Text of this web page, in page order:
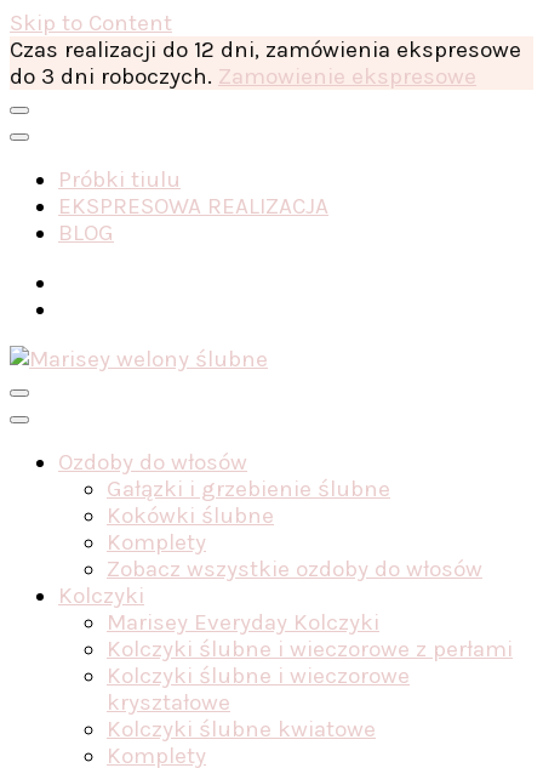
Skip to Content
Czas realizacji do 12 dni, zamówienia ekspresowe
do 3 dni roboczych. Zamowienie ekspresowe
Próbki tiulu
EKSPRESOWA REALIZACJA
BLOG
Ozdoby do włosów
Gałązki i grzebienie ślubne
Kokówki ślubne
Komplety
Zobacz wszystkie ozdoby do włosów
Kolczyki
Marisey Everyday Kolczyki
Kolczyki ślubne i wieczorowe z perłami
Kolczyki ślubne i wieczorowe
kryształowe
Kolczyki ślubne kwiatowe
Komplety